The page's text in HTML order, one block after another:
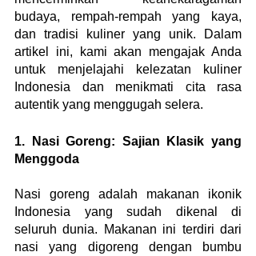
budaya, rempah-rempah yang kaya,
dan tradisi kuliner yang unik. Dalam
artikel ini, kami akan mengajak Anda
untuk menjelajahi kelezatan kuliner
Indonesia dan menikmati cita rasa
autentik yang menggugah selera.
1. Nasi Goreng: Sajian Klasik yang
Menggoda
Nasi goreng adalah makanan ikonik
Indonesia yang sudah dikenal di
seluruh dunia. Makanan ini terdiri dari
nasi yang digoreng dengan bumbu